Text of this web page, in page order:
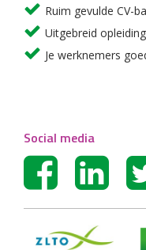
Ruim gevulde CV-
Uitgebreid
Je werknemers
Social media